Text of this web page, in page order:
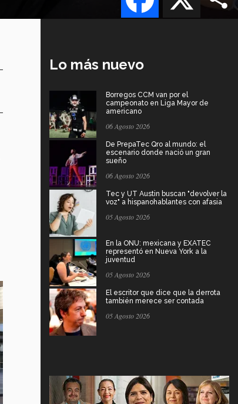
Lo más nuevo
Borregos CCM van por el
campeonato en Liga Mayor de
americano
06 Agosto 2026
De PrepaTec Qro al mundo: el
escenario donde nació un gran
sueño
06 Agosto 2026
Tec y UT Austin buscan "devolver la
voz" a hispanohablantes con afasia
05 Agosto 2026
En la ONU: mexicana y EXATEC
representó en Nueva York a la
juventud
05 Agosto 2026
El escritor que dice que la derrota
también merece ser contada
05 Agosto 2026